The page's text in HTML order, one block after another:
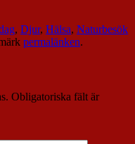
, Djur, Hälsa, Naturbesök
permalänken.
Obligatoriska fält är